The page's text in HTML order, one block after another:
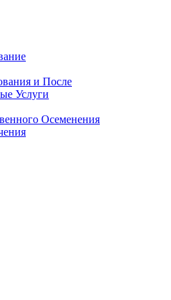
и После
Услуги
Осеменения